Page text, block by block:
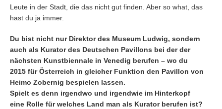
Leute in der Stadt, die das nicht gut finden. Aber so what, das
hast du ja immer.
Du bist nicht nur Direktor des Museum Ludwig, sondern
auch als Kurator des Deutschen Pavillons bei der der
nächsten Kunstbiennale in Venedig berufen – wo du
2015 für Österreich in gleicher Funktion den Pavillon von
Heimo Zobernig bespielen lassen.
Spielt es denn irgendwo und irgendwie im Hinterkopf
eine Rolle für welches Land man als Kurator berufen ist?